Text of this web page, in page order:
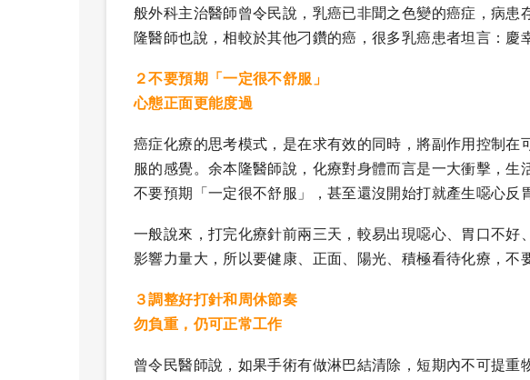
般外科主治醫師曾令民說，乳癌已非聞之色變的癌症，病患
隆醫師也說，相較於其他刁鑽的癌，很多乳癌患者坦言：慶
２不要預期「一定很不舒服」
心態正面更能度過
癌症化療的思考模式，是在求有效的同時，將副作用控制在
服的感覺。余本隆醫師說，化療對身體而言是一大衝擊，生
不要預期「一定很不舒服」，甚至還沒開始打就產生噁心反
一般說來，打完化療針前兩三天，較易出現噁心、胃口不好
影響力量大，所以要健康、正面、陽光、積極看待化療，不
３調整好打針和周休節奏
勿負重，仍可正常工作
曾令民醫師說，如果手術有做淋巴結清除，短期內不可提重